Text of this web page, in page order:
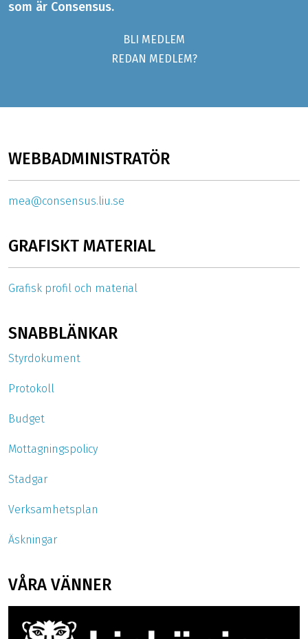
som är Consensus.
BLI MEDLEM
REDAN MEDLEM?
WEBBADMINISTRATÖR
mea@consensus.liu.se
GRAFISKT MATERIAL
Grafisk profil och material
SNABBLÄNKAR
Styrdokument
Protokoll
Budget
Mottagningspolicy
Stadgar
Verksamhetsplan
Äskningar
VÅRA VÄNNER